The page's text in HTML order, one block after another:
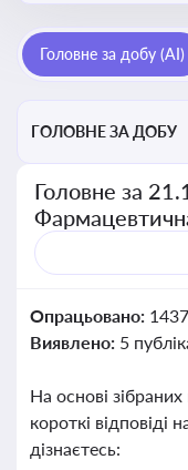
Головне за добу (AI)
ГОЛОВНЕ ЗА ДОБУ
Головне за
Опрацьовано:
Виявлено: 5
На основі
короткі відповіді
дізнаєтесь: